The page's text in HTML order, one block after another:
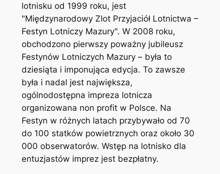
lotnisku od 1999 roku, jest
"Międzynarodowy Zlot Przyjaciół Lotnictwa –
Festyn Lotniczy Mazury". W 2008 roku,
obchodzono pierwszy poważny jubileusz
Festynów Lotniczych Mazury – była to
dziesiąta i imponująca edycja. To zawsze
była i nadal jest największa,
ogólnodostępna impreza lotnicza
organizowana non profit w Polsce. Na
Festyn w różnych latach przybywało od 70
do 100 statków powietrznych oraz około 30
000 obserwatorów. Wstęp na lotnisko dla
entuzjastów imprez jest bezpłatny.